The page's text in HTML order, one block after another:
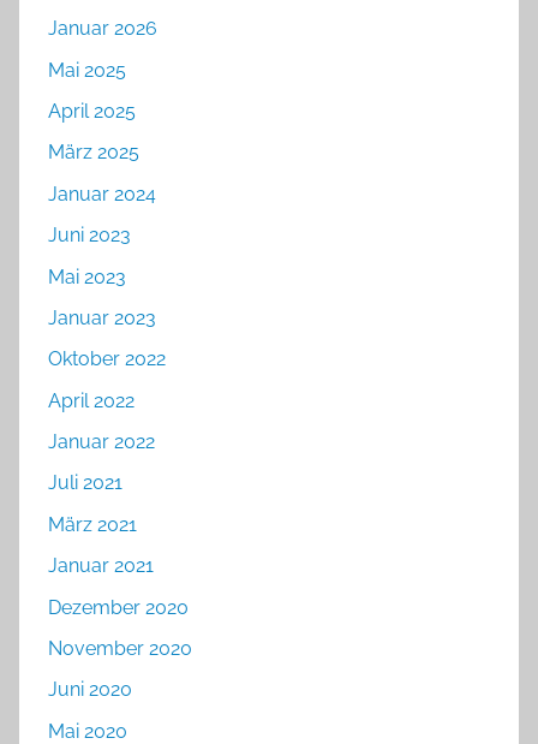
Januar 2026
Mai 2025
April 2025
März 2025
Januar 2024
Juni 2023
Mai 2023
Januar 2023
Oktober 2022
April 2022
Januar 2022
Juli 2021
März 2021
Januar 2021
Dezember 2020
November 2020
Juni 2020
Mai 2020